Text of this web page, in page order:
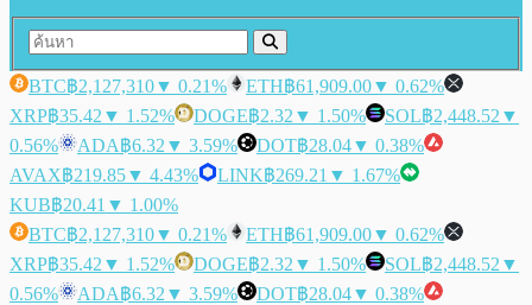
BTC฿2,127,310▼ 0.21% ETH฿61,909.00▼ 0.62%
XRP฿35.42 ▼ 1.52% DOGE฿2.32 ▼ 1.50% SOL฿2,448.52 ▼
0.56%
ADA฿6.32 ▼ 3.59% DOT฿28.04▼ 0.38%
AVAX฿219.85▼ 4.43% LINK฿269.21 ▼ 1.67%
KUB฿20.41 ▼ 1.00%
BTC฿2,127,310▼ 0.21% ETH฿61,909.00▼ 0.62%
XRP฿35.42 ▼ 1.52% DOGE฿2.32 ▼ 1.50% SOL฿2,448.52 ▼
0.56%
ADA฿6.32 ▼ 3.59% DOT฿28.04▼ 0.38%